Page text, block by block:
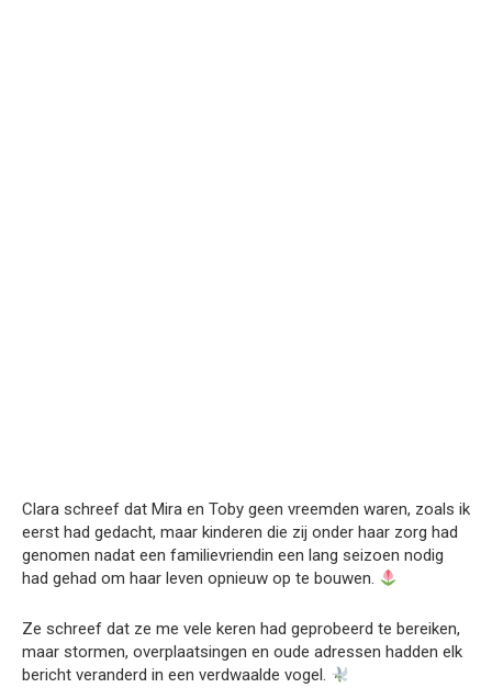
Clara schreef dat Mira en Toby geen vreemden waren, zoals ik
eerst had gedacht, maar kinderen die zij onder haar zorg had
genomen nadat een familievriendin een lang seizoen nodig
had gehad om haar leven opnieuw op te bouwen.
Ze schreef dat ze me vele keren had geprobeerd te bereiken,
maar stormen, overplaatsingen en oude adressen hadden elk
bericht veranderd in een verdwaalde vogel.